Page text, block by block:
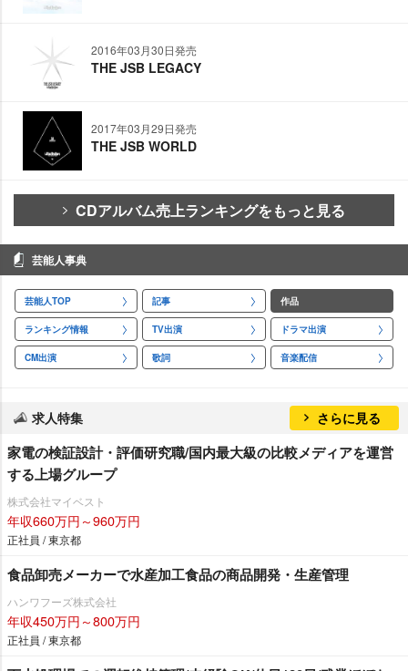
2016年03月30日発売
THE JSB LEGACY
2017年03月29日発売
THE JSB WORLD
CDアルバム売上ランキングをもっと見る
芸能人事典
芸能人TOP 記事 作品
ランキング情報 TV出演 ドラマ出演
CM出演 歌詞 音楽配信
求人特集 さらに見る
家電の検証設計・評価研究職/国内最大級の比較メディアを運営
する上場グループ
株式会社マイベスト
年収660万円～960万円
正社員 / 東京都
食品卸売メーカーで水産加工食品の商品開発・生産管理
ハンワフーズ株式会社
年収450万円～800万円
正社員 / 東京都